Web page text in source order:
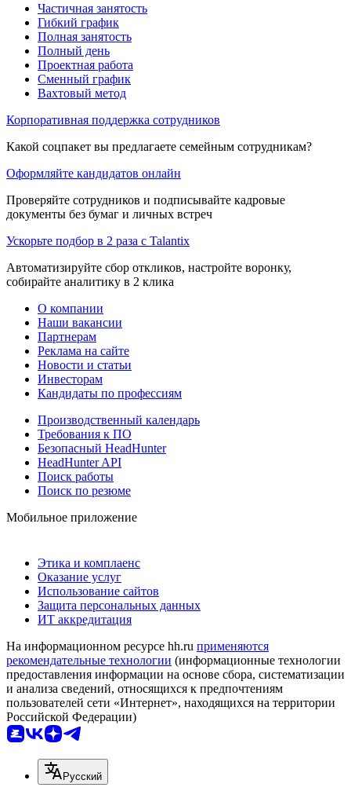
Частичная занятость
Гибкий график
Полная занятость
Полный день
Проектная работа
Сменный график
Вахтовый метод
Корпоративная поддержка сотрудников
Какой соцпакет вы предлагаете семейным сотрудникам?
Оформляйте кандидатов онлайн
Проверяйте сотрудников и подписывайте кадровые
документы без бумаг и личных встреч
Ускорьте подбор в 2 раза с Talantix
Автоматизируйте сбор откликов, настройте воронку,
собирайте аналитику в 2 клика
О компании
Наши вакансии
Партнерам
Реклама на сайте
Новости и статьи
Инвесторам
Кандидаты по профессиям
Производственный календарь
Требования к ПО
Безопасный HeadHunter
HeadHunter API
Поиск работы
Поиск по резюме
Мобильное приложение
Этика и комплаенс
Оказание услуг
Использование сайтов
Защита персональных данных
ИТ аккредитация
На информационном ресурсе hh.ru применяются
рекомендательные технологии (информационные технологии
предоставления информации на основе сбора, систематизации
и анализа сведений, относящихся к предпочтениям
пользователей сети «Интернет», находящихся на территории
Российской Федерации)
Русский